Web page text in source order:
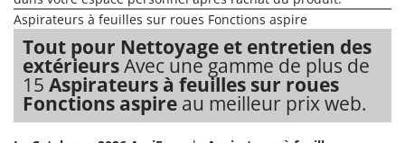
Rogneuses de souches
Rouleaux pour tracteur
S
Scies à os
Scies à Ruban
I
Idromatic
Il-Tec
Imperia
Infaco
Aspirateurs à feuilles sur roues Fonctions aspire
Tout pour Nettoyage et entretien des
extérieursAvec une gamme de plus de
15 Aspirateurs à feuilles sur roues
Fonctions aspire au meilleur prix web.